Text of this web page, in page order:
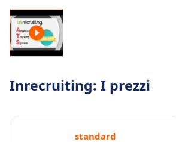
Inrecruiting: I prezzi
standard